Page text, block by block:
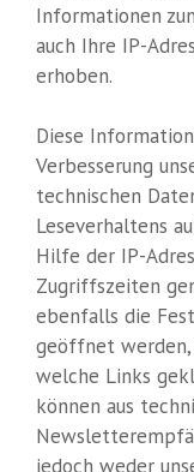
Informationen
auch Ihre IP-
erhoben.
Diese
Verbesserung
technischen
Leseverhaltens
Hilfe der IP-
Zugriffszeiten
ebenfalls die
geöffnet
welche Links
können aus
jedoch weder